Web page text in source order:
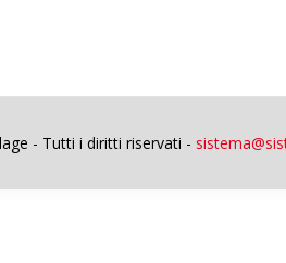
- Tutti i diritti riservati -